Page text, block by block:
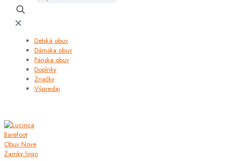
✕
Detská obuv
Dámska obuv
Pánska obuv
Doplnky
Značky
Výpredaj